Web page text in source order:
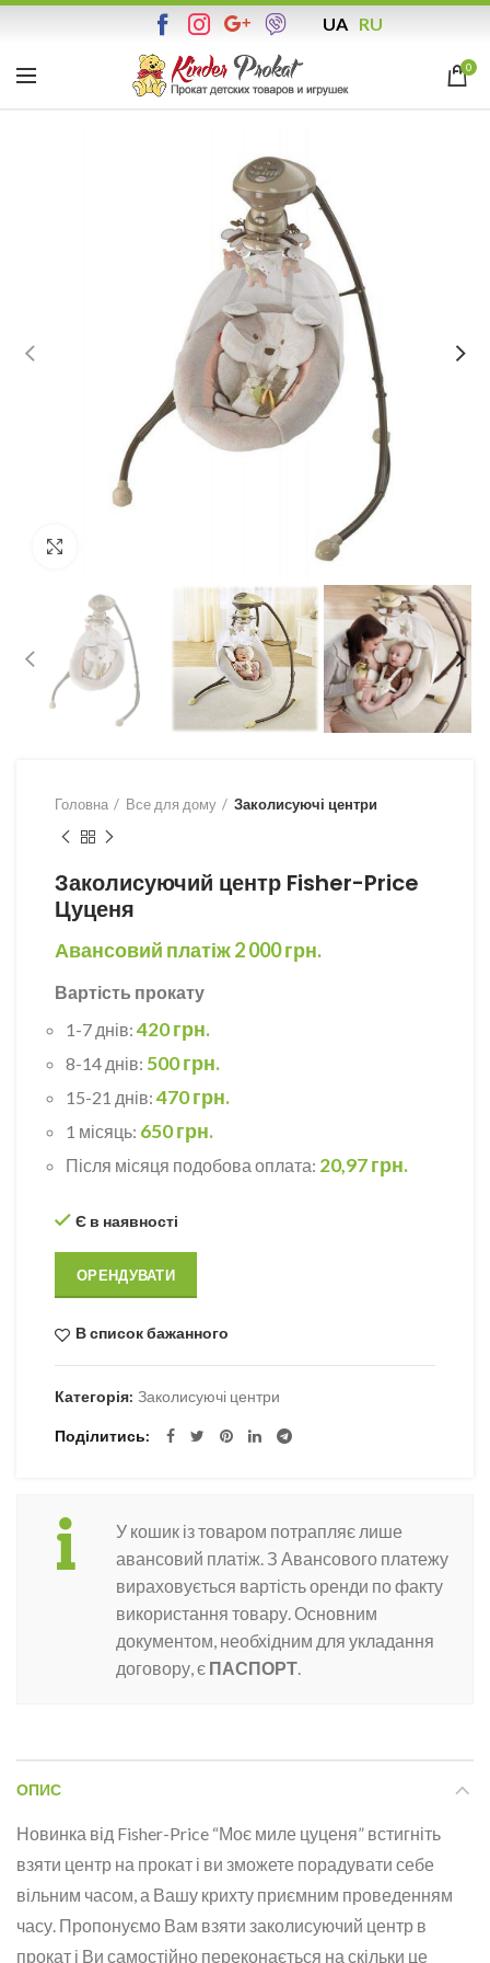
UA RU
0
Головна Все для дому Заколисуючі центри
Заколисуючий центр Fisher-Price
Цуценя
Авансовий платіж2 000грн.
Вартість прокату
1-7 днів: 420 грн.
8-14 днів: 500 грн.
15-21 днів: 470 грн.
1 місяць: 650 грн.
Після місяця подобова оплата: 20,97 грн.
Є в наявності
ОРЕНДУВАТИ
В список бажанного
Категорія: Заколисуючі центри
Поділитись
У кошик із товаром потрапляє лише
авансовий платіж. З Авансового платежу
вираховується вартість оренди по факту
використання товару. Основним
документом, необхідним для укладання
договору, є ПАСПОРТ
ОПИС
Новинка від Fisher-Price “Моє миле цуценя” встигніть
взяти центр на прокат і ви зможете порадувати себе
вільним часом, а Вашу крихту приємним проведенням
часу. Пропонуємо Вам взяти заколисуючий центр в
прокат і Ви самостійно переконається на скільки це